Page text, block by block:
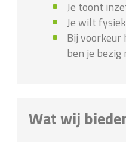
Je toont
Je wilt
Bij voorkeur
ben je
Wat wij